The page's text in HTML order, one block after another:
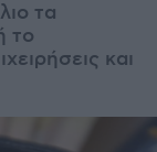
τα
το
και